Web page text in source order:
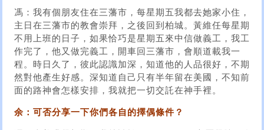
馮：我有個朋友住在三藩市，每星期五我都去她家小住，
主日在三藩市的教會崇拜，之後回到柏城。黃維任每星期
不用上班的日子，如果恰巧是星期五來中信做義工，我工
作完了，他又做完義工，開車回三藩市，會順道載我一
程。時日久了，彼此認識加深，知道他的人品很好，不期
然對他產生好感。深知道自己只有半年留在美國，不知前
面的路神會怎樣安排，我就把一切交託在神手裡。
余：可否分享一下你們各自的擇偶條件？